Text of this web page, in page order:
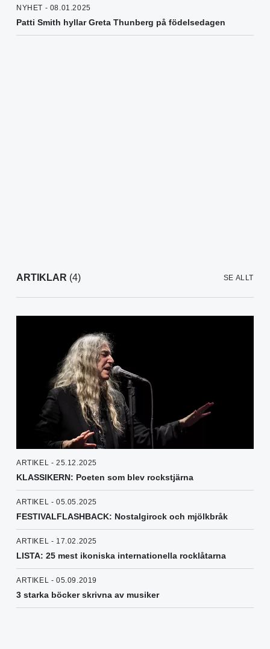
NYHET - 08.01.2025
Patti Smith hyllar Greta Thunberg på födelsedagen
ARTIKLAR (4) SE ALLT
ARTIKEL - 25.12.2025
KLASSIKERN: Poeten som blev rockstjärna
ARTIKEL - 05.05.2025
FESTIVALFLASHBACK: Nostalgirock och mjölkbråk
ARTIKEL - 17.02.2025
LISTA: 25 mest ikoniska internationella rocklåtarna
ARTIKEL - 05.09.2019
3 starka böcker skrivna av musiker